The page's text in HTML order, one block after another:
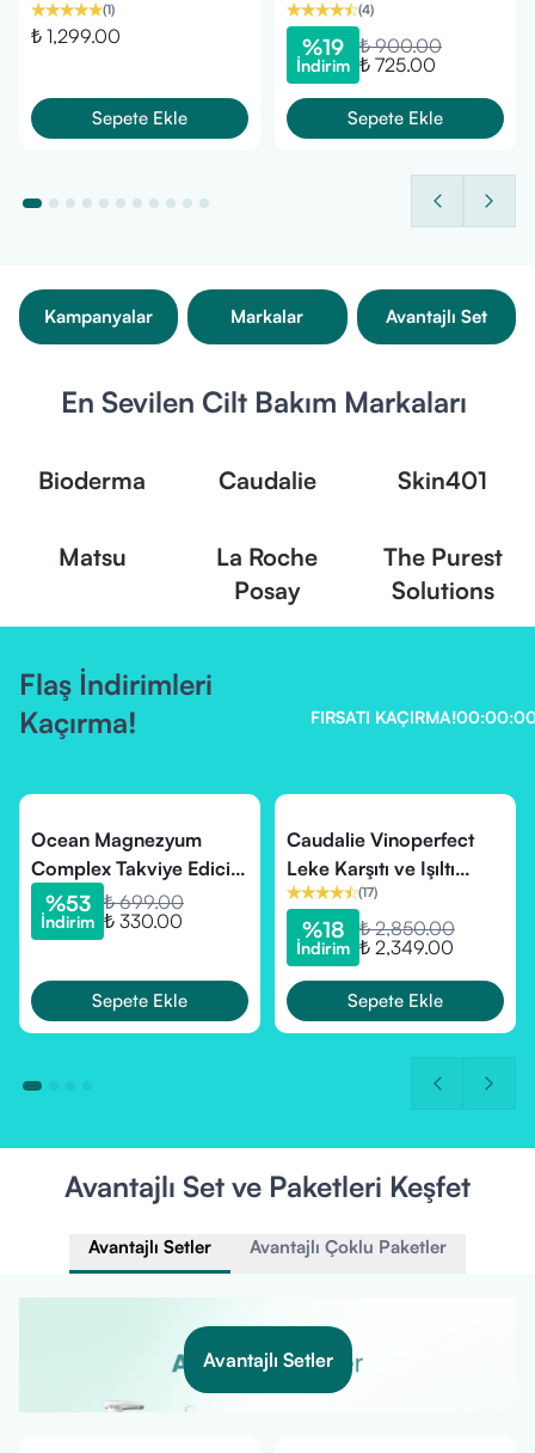
Cilt Tipleri İçin Güneş
Kremi 40 ml
(1)
₺ 1,299.00
Sepete Ekle
Bırakmayan Yüksek
Korumalı Stick 15 gr
(4)
%19
İndirim
₺ 900.00
₺ 725.00
Sepete Ekle
Kampanyalar Markalar Avantajlı Set
En Sevilen Cilt Bakım Markaları
Bioderma Caudalie Skin401
Matsu
La Roche
Posay
The Purest
Solutions
Flaş İndirimleri
Kaçırma!
FIRSATI KAÇIRMA!00:00:
Ocean Magnezyum
Complex Takviye Edici
Gıda 60 Tablet
%53
İndirim
₺ 699.00
₺ 330.00
Sepete Ekle
Caudalie Vinoperfect
Leke Karşıtı ve Işıltı
Verici Serum 30 ml
(17)
%18
İndirim
₺ 2,850.00
₺ 2,349.00
Sepete Ekle
Avantajlı Set ve Paketleri Keşfet
Avantajlı Setler Avantajlı Çoklu Paketler
Avantajlı Setler